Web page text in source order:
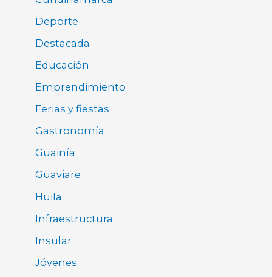
Deporte
Destacada
Educación
Emprendimiento
Ferias y fiestas
Gastronomía
Guainía
Guaviare
Huila
Infraestructura
Insular
Jóvenes